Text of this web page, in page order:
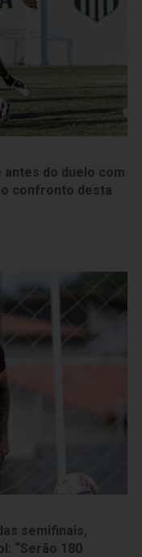
do duelo com
confronto desta
semifinais,
“Serão 180